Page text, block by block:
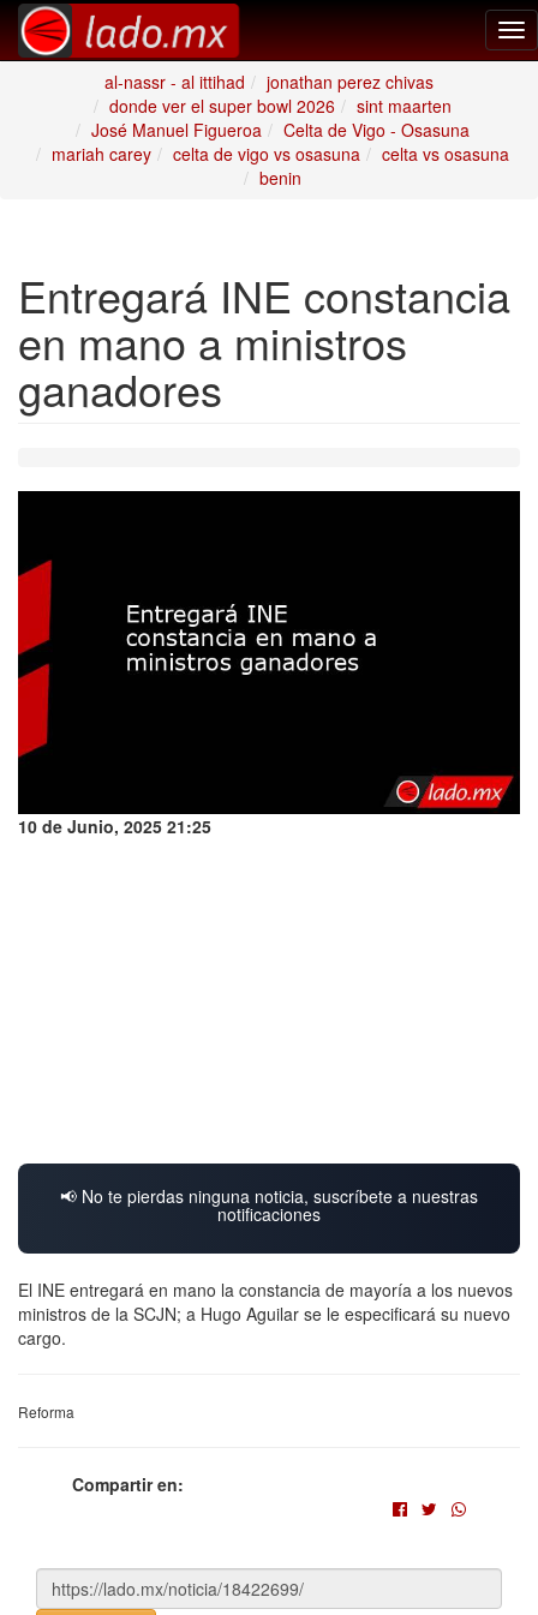
al-nassr - al ittihad
jonathan perez chivas
donde ver el super bowl 2026
sint maarten
José Manuel Figueroa
Celta de Vigo - Osasuna
mariah carey
celta de vigo vs osasuna
celta vs osasuna
benin
Entregará INE constancia
en mano a ministros
ganadores
10 de Junio, 2025 21:25
📢 No te pierdas ninguna noticia, suscríbete a nuestras
notificaciones
El INE entregará en mano la constancia de mayoría a los nuevos
ministros de la SCJN; a Hugo Aguilar se le especificará su nuevo
cargo.
Reforma
Compartir en: